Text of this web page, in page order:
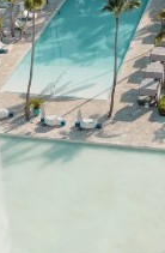
registriert ?
Konto anlegen
Mitglied bei